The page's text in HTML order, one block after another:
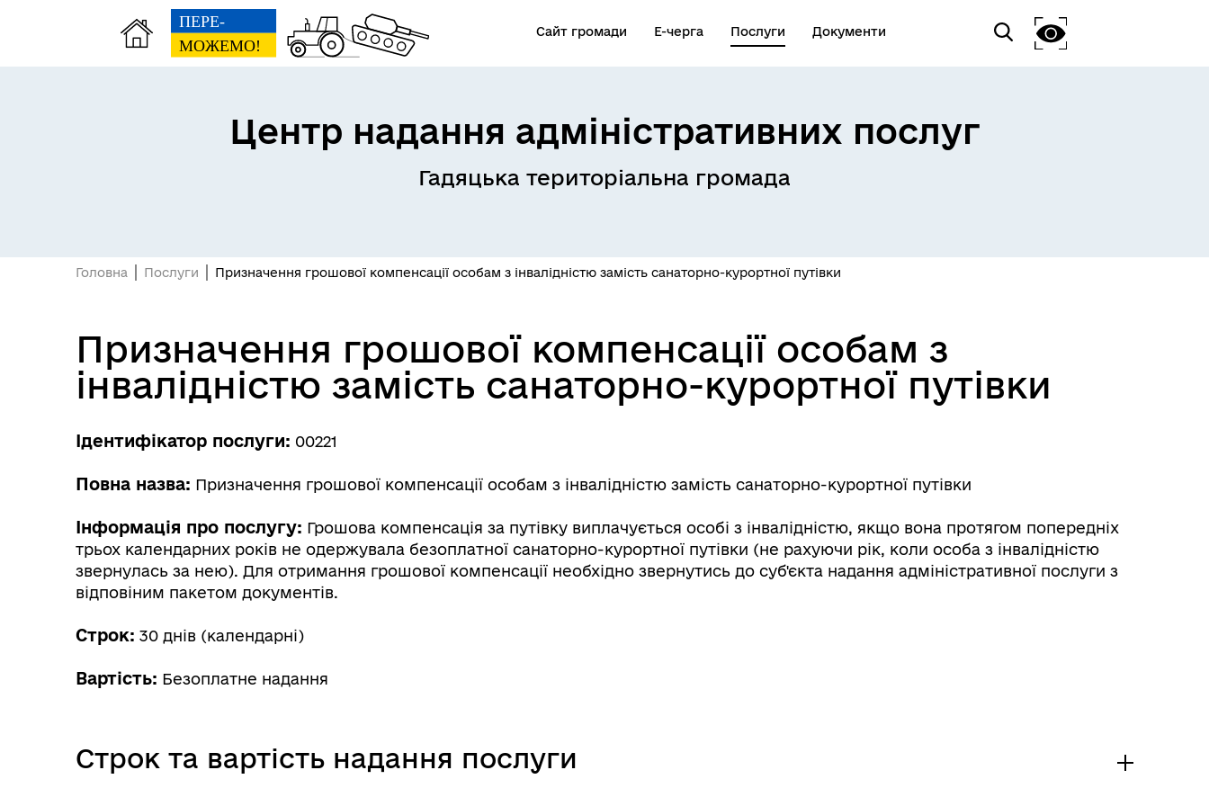
Сайт громади Е-черга Послуги Документи
Центр надання адміністративних послуг
Гадяцька територіальна громада
Головна Послуги Призначення грошової компенсації особам з інвалідністю замість санаторно-курортної путівки
Призначення грошової компенсації особам з
інвалідністю замість санаторно-курортної путівки
Ідентифікатор послуги: 00221
Повна назва: Призначення грошової компенсації особам з інвалідністю замість санаторно-курортної путівки
Інформація про послугу: Грошова компенсація за путівку виплачується особі з інвалідністю, якщо вона протягом попередніх
трьох календарних років не одержувала безоплатної санаторно-курортної путівки (не рахуючи рік, коли особа з інвалідністю
звернулась за нею). Для отримання грошової компенсації необхідно звернутись до суб'єкта надання адміністративної послуги з
відповіним пакетом документів.
Строк: 30 днів (календарні)
Вартість: Безоплатне надання
Строк та вартість надання послуги